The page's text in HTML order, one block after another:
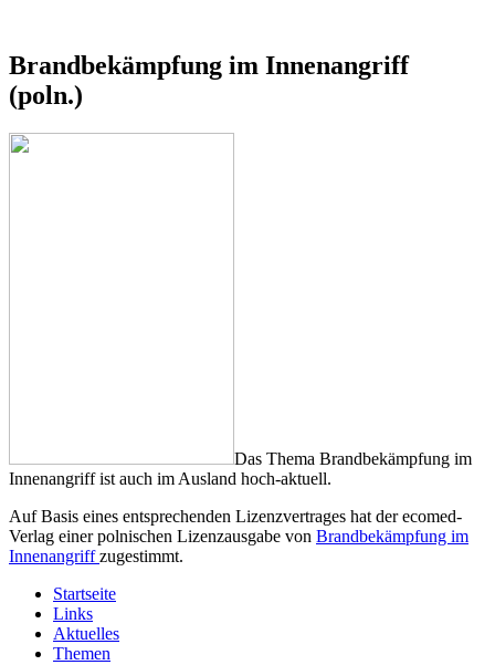
Brandbekämpfung im Innenangriff
(poln.)
Das Thema Brandbekämpfung im
Innenangriff ist auch im Ausland hoch-aktuell.
Auf Basis eines entsprechenden Lizenzvertrages hat der ecomed-
Verlag einer polnischen Lizenzausgabe von Brandbekämpfung im
Innenangriff zugestimmt.
Startseite
Links
Aktuelles
Themen